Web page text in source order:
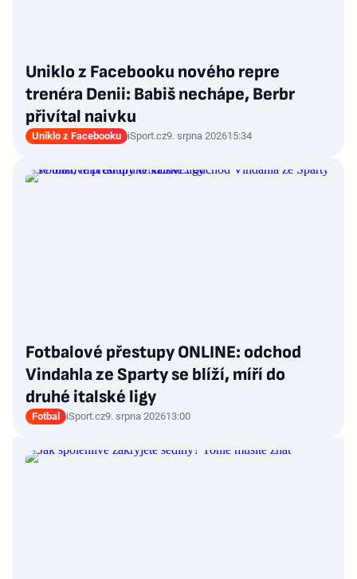
Uniklo z Facebooku nového repre
trenéra Denii: Babiš nechápe, Berbr
přivítal naivku
Uniklo z Facebooku iSport.cz9. srpna 202615:34
Fotbalové přestupy ONLINE: odchod
Vindahla ze Sparty se blíží, míří do
druhé italské ligy
Fotbal iSport.cz9. srpna 202613:00